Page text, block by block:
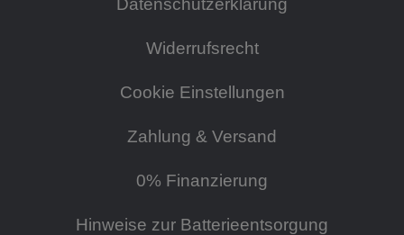
Widerrufsrecht
Cookie Einstellungen
Zahlung & Versand
0% Finanzierung
Hinweise zur Batterieentsorgung